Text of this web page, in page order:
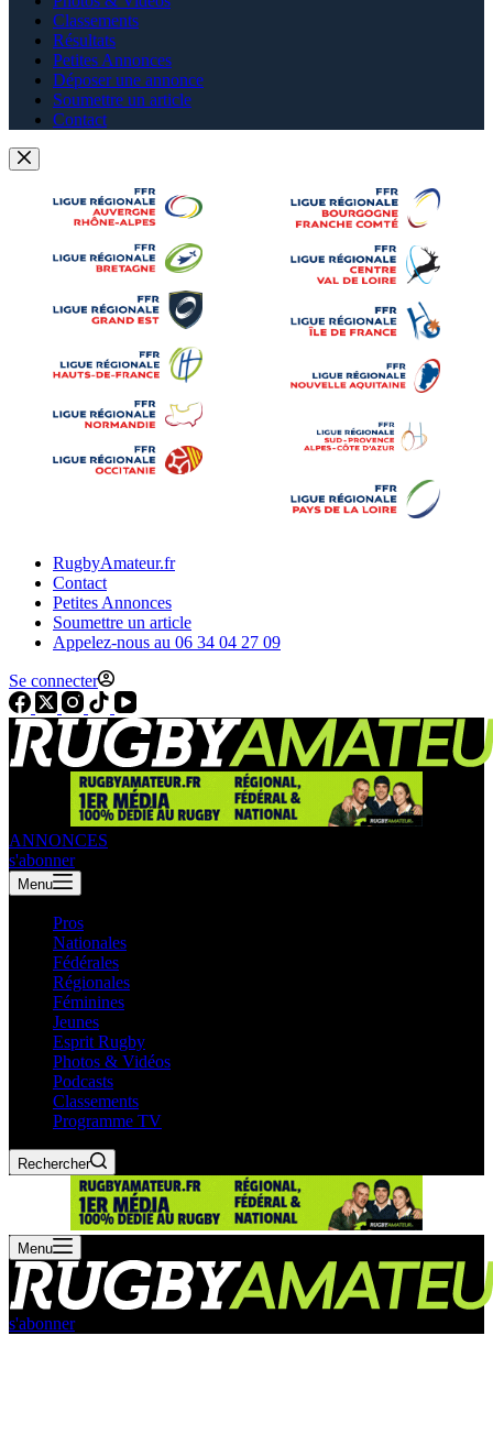
Classements
Résultats
Petites Annonces
Déposer une annonce
Soumettre un article
Contact
RugbyAmateur.fr
Contact
Petites Annonces
Soumettre un article
Appelez-nous au 06 34 04 27 09
Se connecter
ANNONCES
s'abonner
Menu
Pros
Nationales
Fédérales
Régionales
Féminines
Jeunes
Esprit Rugby
Photos & Vidéos
Podcasts
Classements
Programme TV
Rechercher
Menu
s'abonner